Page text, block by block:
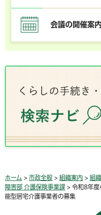
会議の開催案内
ホーム > 市政全般 > 組織案内 > 組
障害部 介護保険事業課 > 令和8年度
能型居宅介護事業者の募集